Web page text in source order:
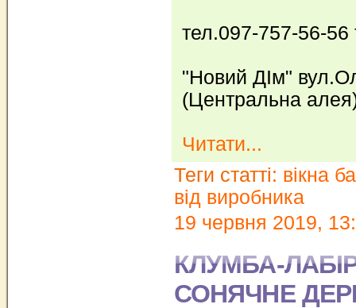
тел.097-757-56-
"Новий ДІм"
(Центральна
Читати...
Теги статті: вікна
від виробника
19 червня 2019,
КЛУМБА-
СОНЯЧНЕ